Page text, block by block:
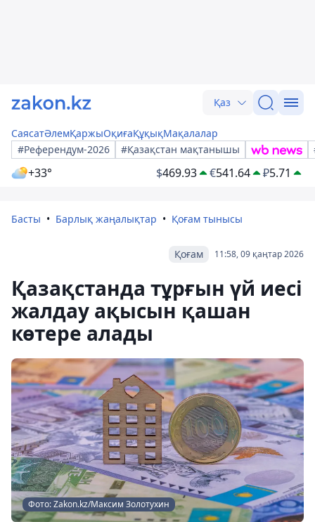
Қаз
СаясатӘлемҚаржыОқиғаҚұқықМақалалар
#Референдум-2026
#Қазақстан мақтанышы
+33° $469.93 €541.64 ₽5.71
Басты Барлық жаңалықтар Қоғам тынысы
11:58, 09 қаңтар 2026
Қоғам
Қазақстанда тұрғын үй иесі
жалдау ақысын қашан
көтере алады
Фото: Zakon.kz/Максим Золотухин